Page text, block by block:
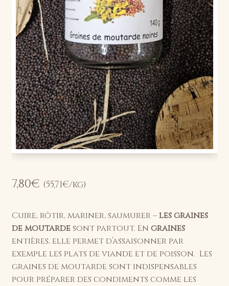
7,80€ (55,71€/kg)
Cuire, rôtir, mariner, saumurer –les graines
de moutardesont partout. En graines
entières, elle permet d’assaisonner par
exemple les plats de viande et de poisson. Les
graines de moutarde sont indispensables
pour préparer des condiments comme les